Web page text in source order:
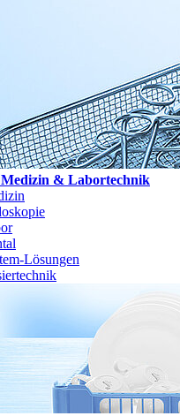
Medizin & Labortechnik
Lösungen